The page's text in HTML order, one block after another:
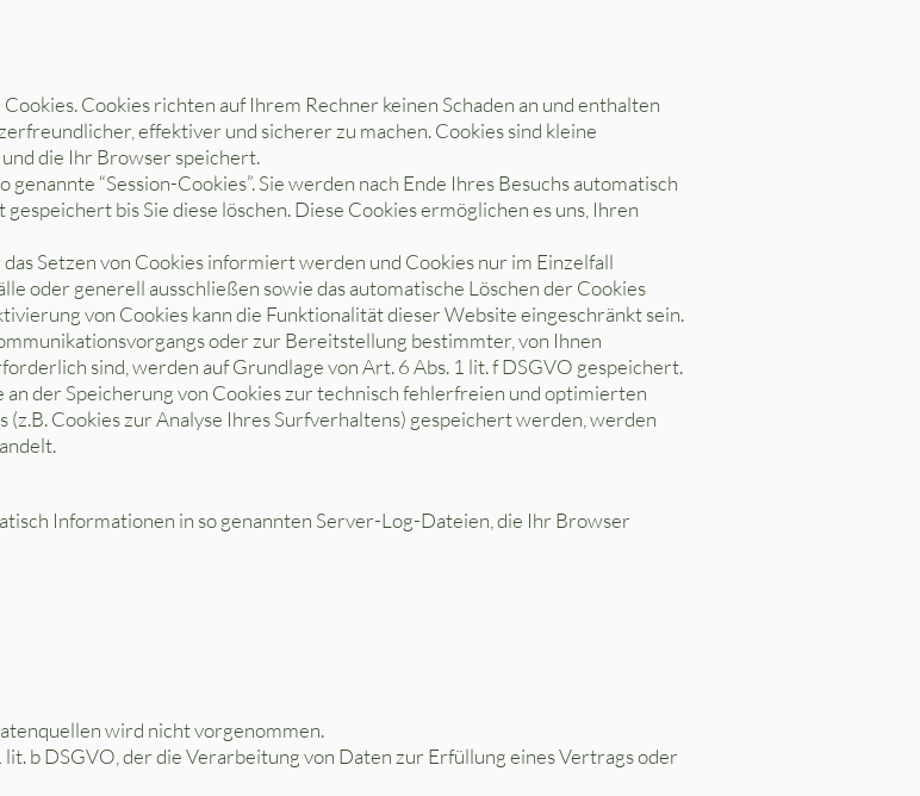
Cookies richten auf Ihrem Rechner keinen Schaden an und enthalten
effektiver und sicherer zu machen. Cookies sind kleine
die Ihr Browser speichert.
“Session-Cookies”. Sie werden nach Ende Ihres Besuchs automatisch
bis Sie diese löschen. Diese Cookies ermöglichen es uns, Ihren
Setzen von Cookies informiert werden und Cookies nur im Einzelfall
oder generell ausschließen sowie das automatische Löschen der Cookies
von Cookies kann die Funktionalität dieser Website eingeschränkt sein.
oder zur Bereitstellung bestimmter, von Ihnen
sind, werden auf Grundlage von Art. 6 Abs. 1 lit. f DSGVO gespeichert.
der Speicherung von Cookies zur technisch fehlerfreien und optimierten
Cookies zur Analyse Ihres Surfverhaltens) gespeichert werden, werden
Informationen in so genannten Server-Log-Dateien, die Ihr Browser
wird nicht vorgenommen.
b DSGVO, der die Verarbeitung von Daten zur Erfüllung eines Vertrags oder